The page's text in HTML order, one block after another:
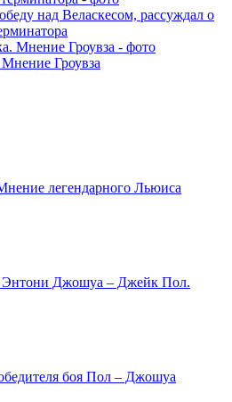
над Веласкесом, рассуждал о
Гроувза
легендарного Льюиса
Энтони Джошуа – Джейк Пол.
боя Пол – Джошуа